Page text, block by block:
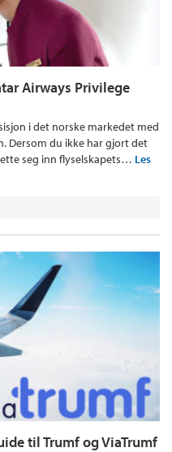
Airways Privilege
i det norske markedet med
Dersom du ikke har gjort det
seg inn flyselskapets… Les
til Trumf og ViaTrumf